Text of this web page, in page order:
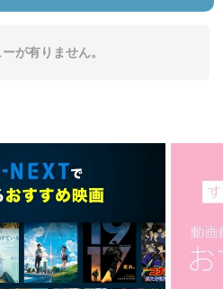
Ojo (voice) 役：Gill Oji (voice)
が有りません。